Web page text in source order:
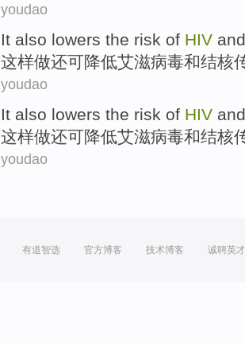
youdao
It also lowers the risk of HIV and
这样做还可降低艾滋病毒和结核
youdao
It also lowers the risk of HIV and
这样做还可降低艾滋病毒和结核
youdao
有道智选 官方博客 技术博客 诚聘英才